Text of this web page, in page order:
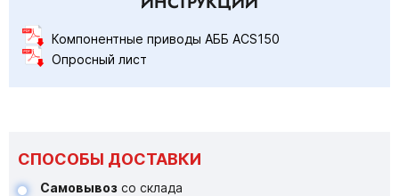
Компонентные приводы АББ ACS150
Опросный лист
СПОСОБЫ ДОСТАВКИ
Самовывоз со склада